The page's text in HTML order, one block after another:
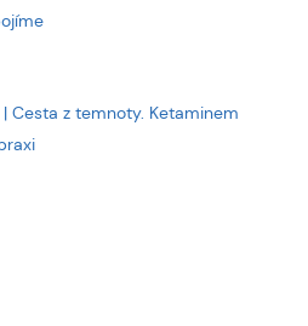
Cesta z temnoty. Ketaminem